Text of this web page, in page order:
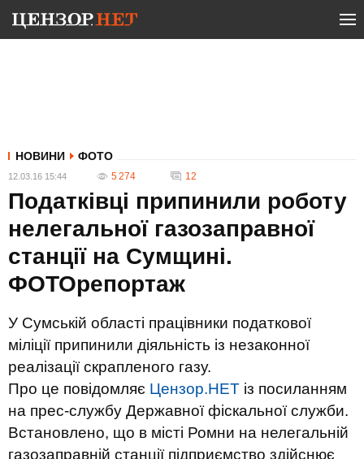
НОВИНИ ФОТО
12.03.16 15:44 5 274 12
Податківці припинили роботу
нелегальної газозаправної
станції на Сумщині.
ФОТОрепортаж
У Сумській області працівники податкової
міліції припинили діяльність із незаконної
реалізації скрапленого газу.
Про це повідомляє Цензор.НЕТ із посиланням
на прес-службу Державної фіскальної служби.
Встановлено, що в місті Ромни на нелегальній
газозаправній станції підприємство здійснює